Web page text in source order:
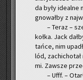
da były ide­al­ne
gno­wał­by z
– Teraz –
koł­ka. Jack
tańce, nim
lód,
mi. Za­wsze
– Ufff. –